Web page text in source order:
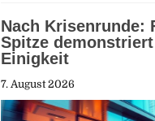
Nach Krisenrunde:
Spitze demonstriert
Einigkeit
7. August 2026